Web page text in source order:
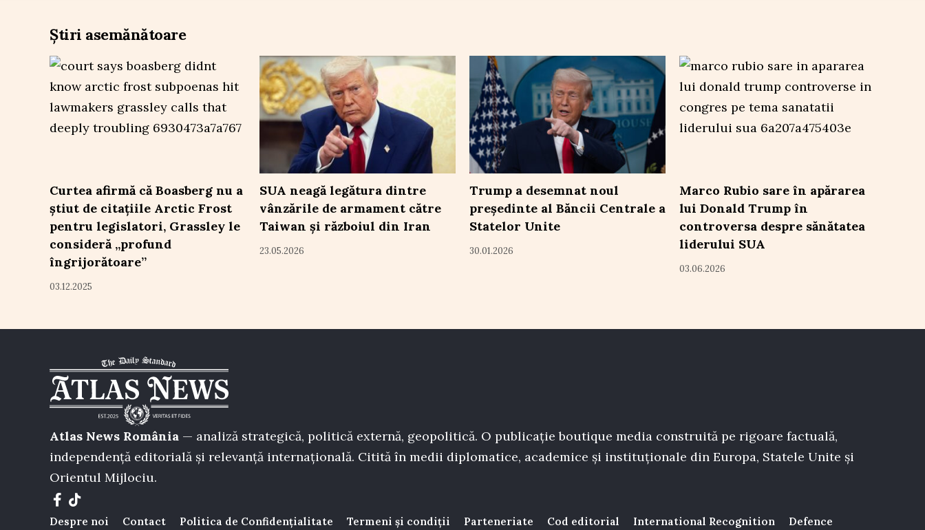
Știri asemănătoare
Curtea afirmă că Boasberg nu a
știut de citațiile Arctic Frost
pentru legislatori, Grassley le
consideră „profund
îngrijorătoare”
03.12.2025
SUA neagă legătura dintre
vânzările de armament către
Taiwan și războiul din Iran
23.05.2026
Trump a desemnat noul
președinte al Băncii Centrale a
Statelor Unite
30.01.2026
Marco Rubio sare în apărarea
lui Donald Trump în
controversa despre sănătatea
liderului SUA
03.06.2026
Atlas News România — analiză strategică, politică externă, geopolitică. O publicație boutique media construită pe rigoare factuală,
independență editorială și relevanță internațională. Citită în medii diplomatice, academice și instituționale din Europa, Statele Unite și
Orientul Mijlociu.
Despre noi Contact Politica de Confidențialitate Termeni și condiții Parteneriate Cod editorial International Recognition Defence